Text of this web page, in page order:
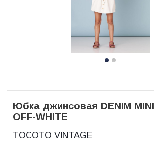
Юбка джинсовая DENIM MINI
OFF-WHITE
TOCOTO VINTAGE